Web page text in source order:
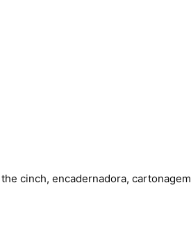
cinch, encadernadora, cartonagem